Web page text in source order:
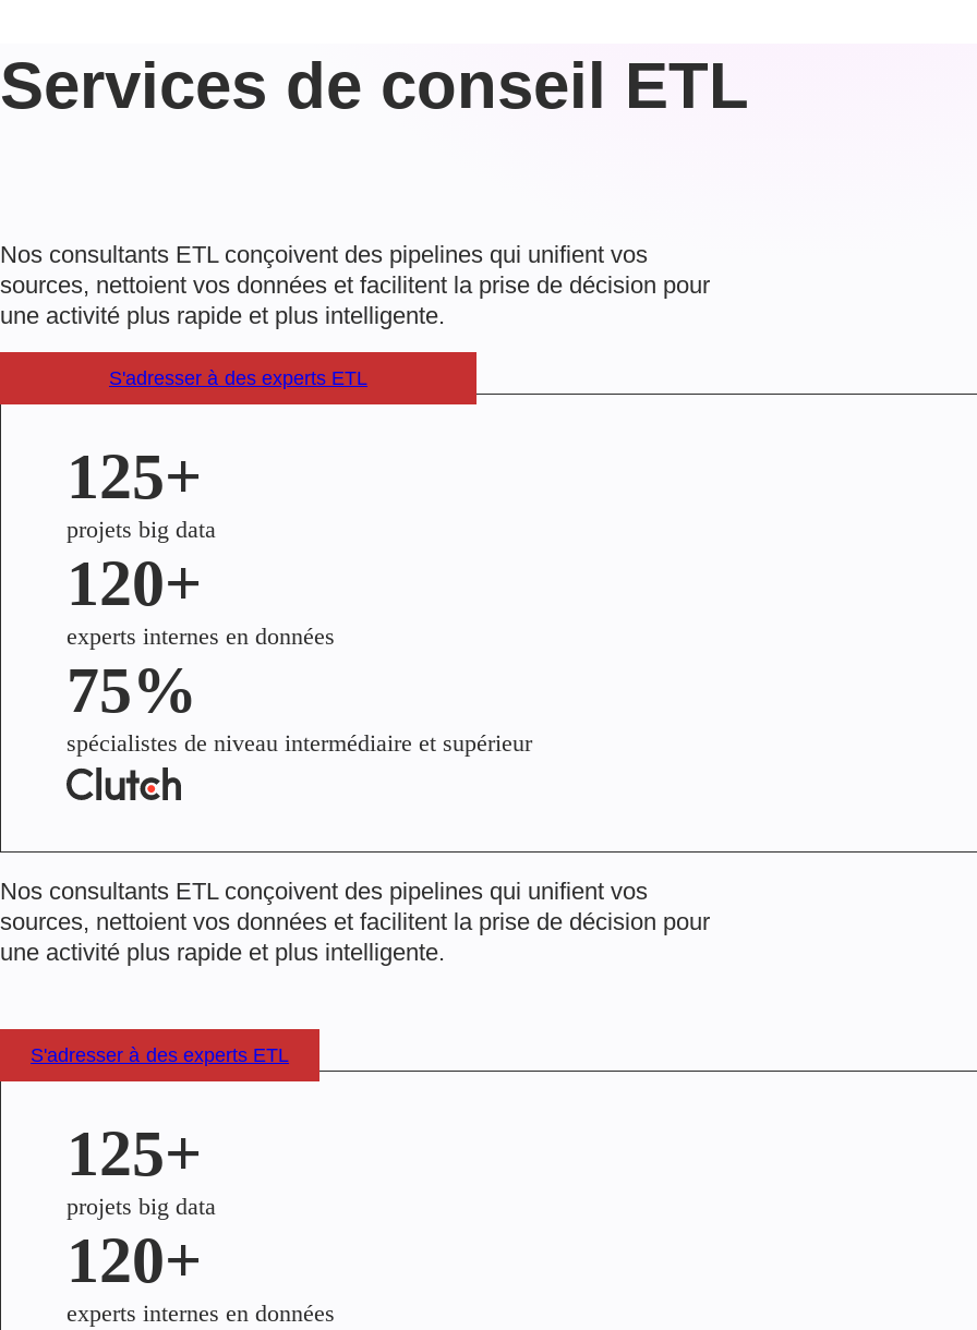
Services de conseil ETL
Nos consultants ETL conçoivent des pipelines qui unifient vos
sources, nettoient vos données et facilitent la prise de décision pour
une activité plus rapide et plus intelligente.
S'adresser à des experts ETL
125+
projets big data
120+
experts internes en données
75%
spécialistes de niveau intermédiaire et supérieur
Nos consultants ETL conçoivent des pipelines qui unifient vos
sources, nettoient vos données et facilitent la prise de décision pour
une activité plus rapide et plus intelligente.
S'adresser à des experts ETL
125+
projets big data
120+
experts internes en données